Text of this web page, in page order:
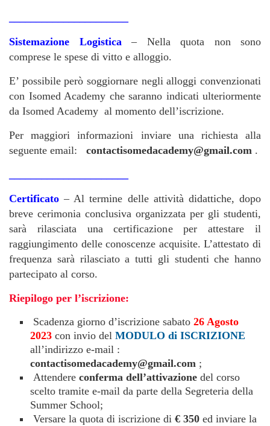
Sistemazione Logistica– Nella quota non sono
comprese le spese di vitto e alloggio.
E’ possibile però soggiornare negli alloggi convenzionati
con Isomed Academy che saranno indicati ulteriormente
da Isomed Academy al momento dell’iscrizione.
Per maggiori informazioni inviare una richiesta alla
seguente email: contactisomedacademy@gmail.com .
Certificato – Al termine delle attività didattiche, dopo
breve cerimonia conclusiva organizzata per gli studenti,
sarà rilasciata una certificazione per attestare il
raggiungimento delle conoscenze acquisite. L’attestato di
frequenza sarà rilasciato a tutti gli studenti che hanno
partecipato al corso.
Riepilogo per l’iscrizione:
Scadenza giorno d’iscrizione sabato 26 Agosto
2023 con invio del MODULO di ISCRIZIONE
all’indirizzo e-mail :
contactisomedacademy@gmail.com ;
Attendere conferma dell’attivazione del corso
scelto tramite e-mail da parte della Segreteria della
Summer School;
Versare la quota di iscrizione di € 350 ed inviare la